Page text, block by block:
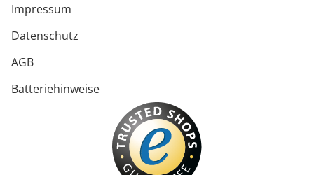
Impressum
Datenschutz
AGB
Batteriehinweise